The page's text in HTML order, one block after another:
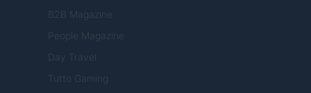
B2B Magazine
People Magazine
Day Travel
Tutto Gaming